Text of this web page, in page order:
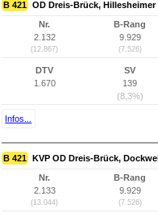
B 421 OD Dreis-Brück, Hillesheimer
Nr.
2.132
(12.867)
B-Rang
9.929
(7.526)
DTV
1.670
SV
139
(8,3%)
Infos...
B 421 KVP OD Dreis-Brück,
Nr.
2.133
(13.044)
B-Rang
9.929
(7.526)